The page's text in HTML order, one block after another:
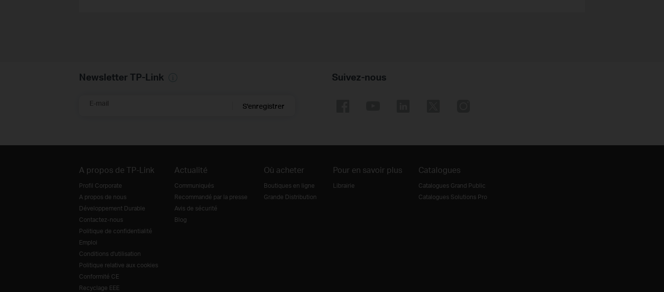
Newsletter TP-Link
E-mail S'enregistrer
Suivez-nous
A propos de TP-Link
Profil Corporate
A propos de nous
Développement Durable
Contactez-nous
Politique de confidentialité
Emploi
Conditions d'utilisation
Politique relative aux cookies
Conformité CE
Recyclage EEE
Actualité
Communiqués
Recommandé par la presse
Avis de sécurité
Blog
Où acheter
Boutiques en ligne
Grande Distribution
Pour en savoir plus
Librairie
Catalogues
Catalogues Grand Public
Catalogues Solutions Pro